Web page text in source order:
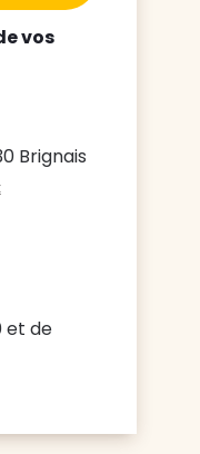
vos
Brignais
et de